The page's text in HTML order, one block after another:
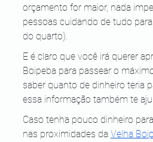
orçamento for maior, nada
pessoas cuidando de tudo
do quarto).
E é claro que você irá querer
Boipeba para passear o
saber quanto de dinheiro teria
essa informação também te
Caso tenha pouco dinheiro
nas proximidades da Velha